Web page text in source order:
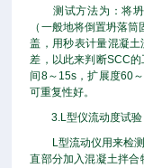
测试方法为：将坍
（一般地将倒置坍落
盖，用秒表计量混凝
差，以此来判断SCC
间8～15s，扩展度60
可重复性好。
3.L型仪流动度试验
L型流动仪用来检测
直部分加入混凝土拌